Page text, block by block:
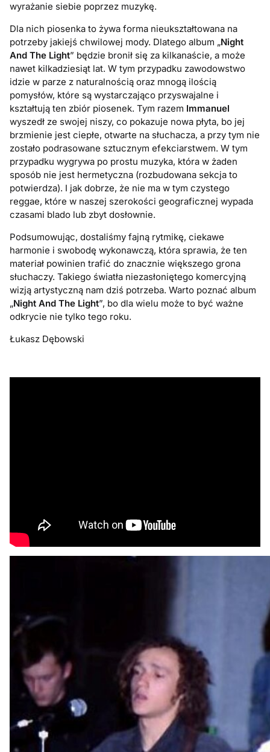
wyrażanie siebie poprzez muzykę.
Dla nich piosenka to żywa forma nieukształtowana na
potrzeby jakiejś chwilowej mody. Dlatego album „Night
And The Light” będzie bronił się za kilkanaście, a może
nawet kilkadziesiąt lat. W tym przypadku zawodowstwo
idzie w parze z naturalnością oraz mnogą ilością
pomysłów, które są wystarczająco przyswajalne i
kształtują ten zbiór piosenek. Tym razem Immanuel
wyszedł ze swojej niszy, co pokazuje nowa płyta, bo jej
brzmienie jest ciepłe, otwarte na słuchacza, a przy tym nie
zostało podrasowane sztucznym efekciarstwem. W tym
przypadku wygrywa po prostu muzyka, która w żaden
sposób nie jest hermetyczna (rozbudowana sekcja to
potwierdza). I jak dobrze, że nie ma w tym czystego
reggae, które w naszej szerokości geograficznej wypada
czasami blado lub zbyt dosłownie.
Podsumowując, dostaliśmy fajną rytmikę, ciekawe
harmonie i swobodę wykonawczą, która sprawia, że ten
materiał powinien trafić do znacznie większego grona
słuchaczy. Takiego światła niezasłoniętego komercyjną
wizją artystyczną nam dziś potrzeba. Warto poznać album
„Night And The Light”, bo dla wielu może to być ważne
odkrycie nie tylko tego roku.
Łukasz Dębowski